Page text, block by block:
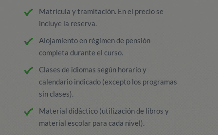
Matrícula y tramitación. En el precio se
incluye la reserva.
Alojamiento en régimen de pensión
completa durante el curso.
Clases de idiomas según horario y
calendario indicado (excepto los programas
sin clases).
Material didáctico (utilización de libros y
material escolar para cada nivel).